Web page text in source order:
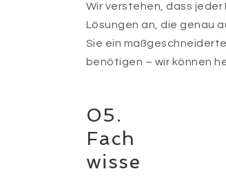
Wir verstehen, dass
Lösungen an, die genau
Sie ein
benötigen – wir können
05.
Fach
wisse